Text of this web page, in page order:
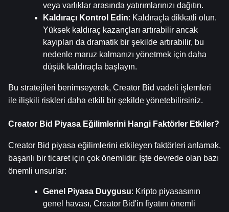
veya varlıklar arasında yatırımlarınızı dağıtın.
Kaldıraçı Kontrol Edin: Kaldıraçla dikkatli olun.
Yüksek kaldıraç kazançları artırabilir ancak
kayıpları da dramatik bir şekilde artırabilir, bu
nedenle maruz kalmanızı yönetmek için daha
düşük kaldıraçla başlayın.
Bu stratejileri benimseyerek, Creator Bid vadeli işlemleri
ile ilişkili riskleri daha etkili bir şekilde yönetebilirsiniz.
Creator Bid Piyasa Eğilimlerini Hangi Faktörler Etkiler?
Creator Bid piyasa eğilimlerini etkileyen faktörleri anlamak,
başarılı bir ticaret için çok önemlidir. İşte devrede olan bazı
önemli unsurlar:
Genel Piyasa Duygusu: Kripto piyasasının
genel havası, Creator Bid'in fiyatını önemli